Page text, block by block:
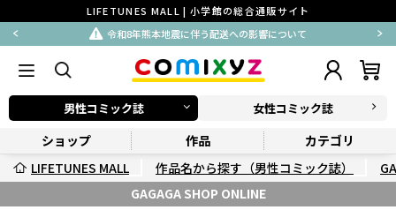
LIFETUNES MALL | 小学館の総合通販サイト
令和8年熊本地震に伴う配送への影響について
男性コミック誌 女性コミック誌
ショップ 作品
カテゴリ
LIFETUNES MALL
作品名から探す（男性コミック誌）
GAGAGA SHOP ONLINE